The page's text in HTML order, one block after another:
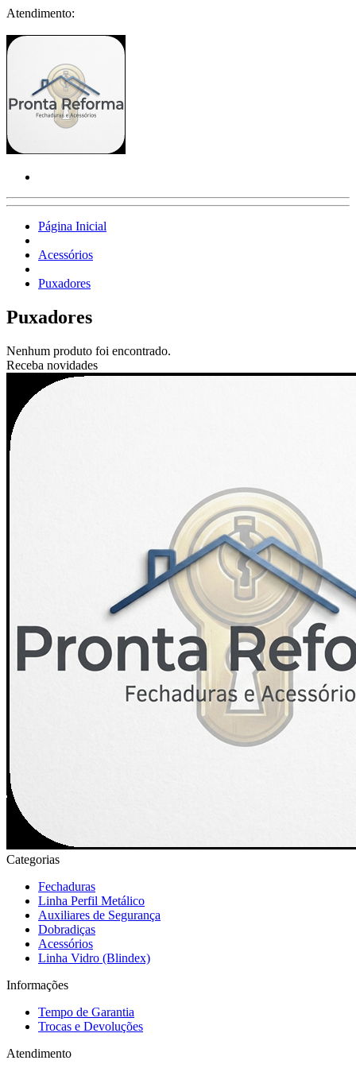
Atendimento:
Página Inicial
Acessórios
Puxadores
Puxadores
Nenhum produto foi encontrado.
Receba novidades
Categorias
Fechaduras
Linha Perfil Metálico
Auxiliares de Segurança
Dobradiças
Acessórios
Linha Vidro (Blindex)
Informações
Tempo de Garantia
Trocas e Devoluções
Atendimento